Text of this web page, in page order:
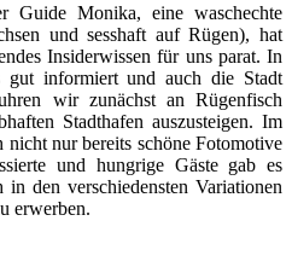
Guide Monika, eine waschechte
und sesshaft auf Rügen), hat
Insiderwissen für uns parat. In
gut informiert und auch die Stadt
wir zunächst an Rügenfisch
Stadthafen auszusteigen. Im
nur bereits schöne Fotomotive
und hungrige Gäste gab es
den verschiedensten Variationen
erwerben.